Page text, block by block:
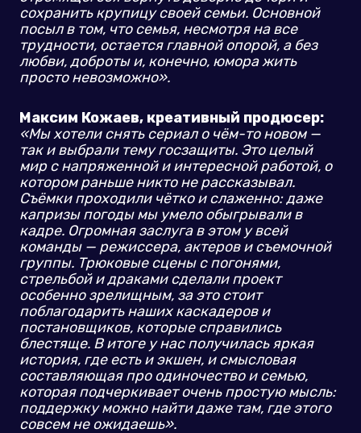
сохранить крупицу своей семьи. Основной
посыл в том, что семья, несмотря на все
трудности, остается главной опорой, а без
любви, доброты и, конечно, юмора жить
просто невозможно».
Максим Кожаев, креативный продюсер:
«Мы хотели снять сериал о чём-то новом —
так и выбрали тему госзащиты. Это целый
мир с напряженной и интересной работой, о
котором раньше никто не рассказывал.
Съёмки проходили чётко и слаженно: даже
капризы погоды мы умело обыгрывали в
кадре. Огромная заслуга в этом у всей
команды — режиссера, актеров и съемочной
группы. Трюковые сцены с погонями,
стрельбой и драками сделали проект
особенно зрелищным, за это стоит
поблагодарить наших каскадеров и
постановщиков, которые справились
блестяще. В итоге у нас получилась яркая
история, где есть и экшен, и смысловая
составляющая про одиночество и семью,
которая подчеркивает очень простую мысль:
поддержку можно найти даже там, где этого
совсем не ожидаешь».